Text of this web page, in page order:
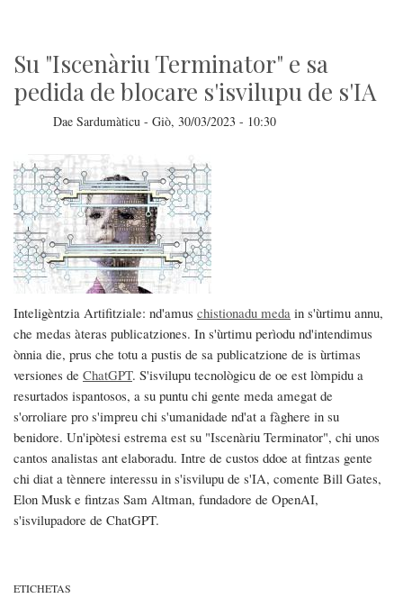
lege
pro
s'IA
Su "Iscenàriu Terminator" e sa
pedida de blocare s'isvilupu de s'IA
Dae Sardumàticu - Giò, 30/03/2023 - 10:30
Inteligèntzia Artifitziale: nd'amus chistionadu meda in s'ùrtimu annu,
che medas àteras publicatziones. In s'ùrtimu perìodu nd'intendimus
ònnia die, prus che totu a pustis de sa publicatzione de is ùrtimas
versiones de ChatGPT. S'isvilupu tecnològicu de oe est lòmpidu a
resurtados ispantosos, a su puntu chi gente meda amegat de
s'orroliare pro s'impreu chi s'umanidade nd'at a fàghere in su
benidore. Un'ipòtesi estrema est su "Iscenàriu Terminator", chi unos
cantos analistas ant elaboradu. Intre de custos ddoe at fintzas gente
chi diat a tènnere interessu in s'isvilupu de s'IA, comente Bill Gates,
Elon Musk e fintzas Sam Altman, fundadore de OpenAI,
s'isvilupadore de ChatGPT.
ETICHETAS